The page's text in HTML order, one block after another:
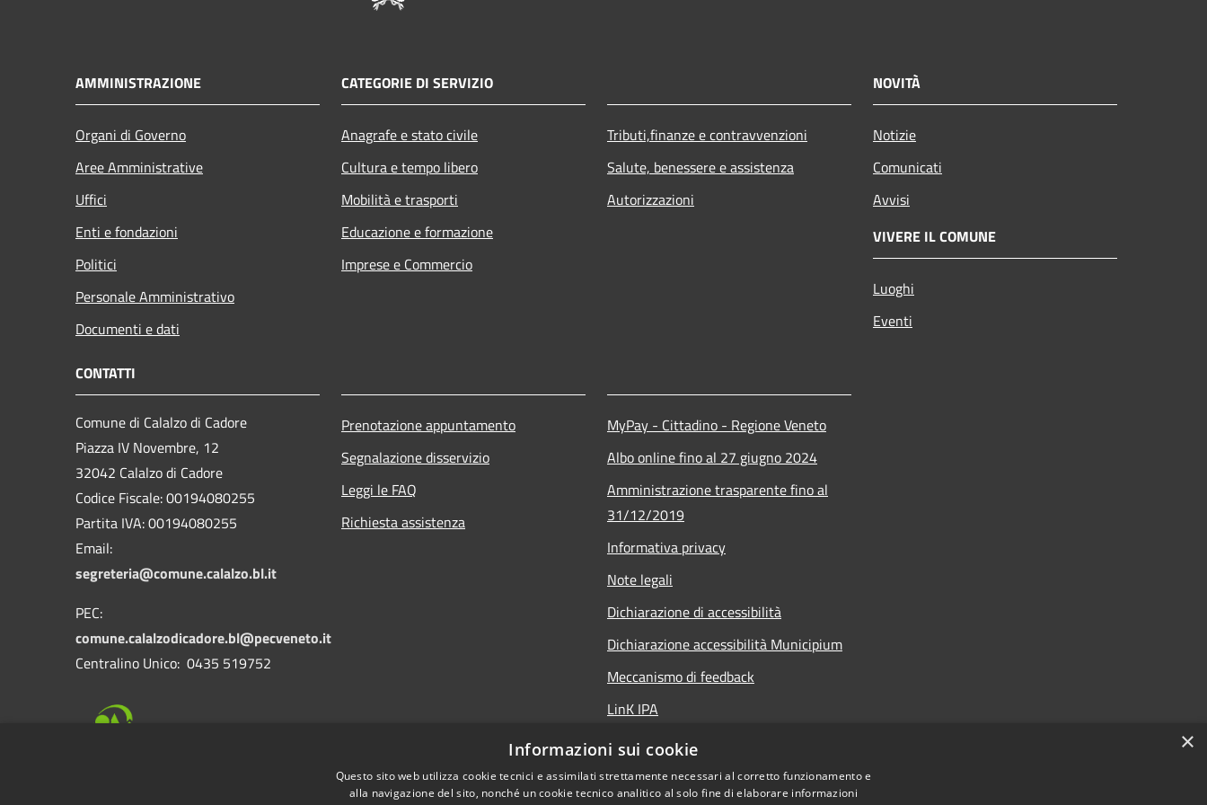
AMMINISTRAZIONE
Organi di Governo
Aree Amministrative
Uffici
Enti e fondazioni
Politici
Personale Amministrativo
Documenti e dati
CATEGORIE DI SERVIZIO
Anagrafe e stato civile
Cultura e tempo libero
Mobilità e trasporti
Educazione e formazione
Imprese e Commercio
Tributi,finanze e contravvenzioni
Salute, benessere e assistenza
Autorizzazioni
NOVITÀ
Notizie
Comunicati
Avvisi
VIVERE IL COMUNE
Luoghi
Eventi
CONTATTI
Comune di Calalzo di Cadore
Piazza IV Novembre, 12
32042 Calalzo di Cadore
Codice Fiscale: 00194080255
Partita IVA: 00194080255
Email:
segreteria@comune.calalzo.bl.it
PEC:
comune.calalzodicadore.bl@pecveneto.it
Centralino Unico: 0435 519752
Prenotazione appuntamento
Segnalazione disservizio
Leggi le FAQ
Richiesta assistenza
MyPay - Cittadino - Regione Veneto
Albo online fino al 27 giugno 2024
Amministrazione trasparente fino al
31/12/2019
Informativa privacy
Note legali
Dichiarazione di accessibilità
Dichiarazione accessibilità Municipium
Meccanismo di feedback
LinK IPA
Social media policy
×
Informazioni sui cookie
Questo sito web utilizza cookie tecnici e assimilati strettamente necessari al corretto funzionamento e
alla navigazione del sito, nonché un cookie tecnico analitico al solo fine di elaborare informazioni